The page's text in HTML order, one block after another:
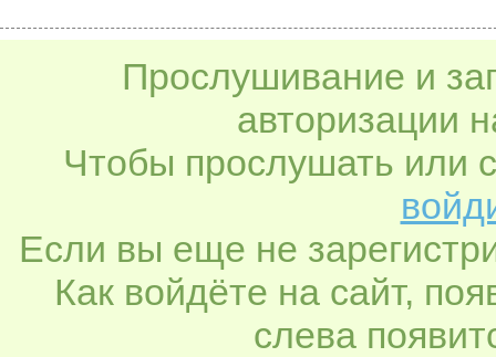
Прослушивание и
авторизации
Чтобы прослушать или
Если вы еще не
Как войдёте на сайт,
слева